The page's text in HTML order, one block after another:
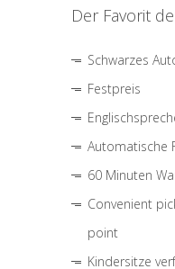
Der Favorit
Schwarzes
Festpreis
Automatische
60 Minuten
Convenient
point
Kindersitze